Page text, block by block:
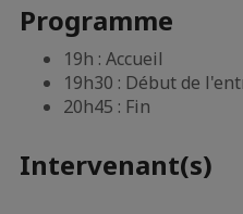
Programme
19h : Accueil
19h30 : Début de
20h45 : Fin
Intervenant(s)